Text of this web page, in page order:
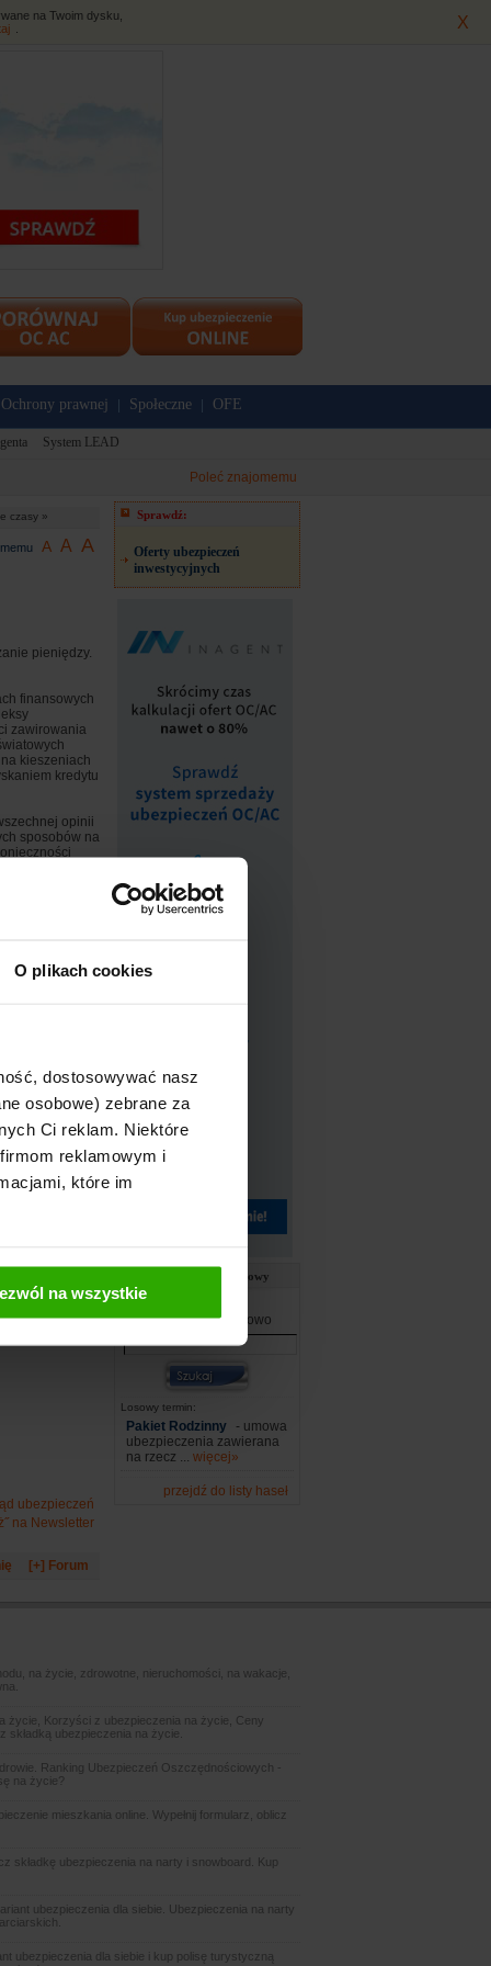
O plikach cookies
dostosowywać nasz
osobowe) zebrane za
Ci reklam. Niektóre
reklamowym i
które im
na wszystkie
X
na Twoim dysku,
Ochrony prawnej Społeczne OFE
System LEAD
Poleć znajomemu
czasy »
A A A
pieniędzy.
finansowych
zawirowania
kieszeniach
kredytu
opinii
sposobów na
instytucją
na
a
okresu
inwestowania
ubezpieczeń
na Newsletter
[+] Forum
Sprawdź:
Oferty ubezpieczeń
inwestycyjnych
Słownik ubezpieczeniowy
Wpisz szukane słowo
Losowy termin:
Pakiet Rodzinny
- umowa
ubezpieczenia zawierana
na rzecz ... więcej»
przejdź do listy haseł
na życie, zdrowotne, nieruchomości, na wakacje,
życie, Korzyści z ubezpieczenia na życie, Ceny
ubezpieczenia na życie.
Ranking Ubezpieczeń Oszczędnościowych -
na życie?
mieszkania online. Wypełnij formularz, oblicz
składkę ubezpieczenia na narty i snowboard. Kup
ubezpieczenia dla siebie. Ubezpieczenia na narty
ubezpieczenia dla siebie i kup polisę turystyczną